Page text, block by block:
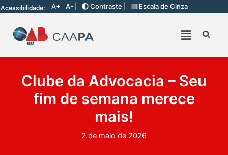
Acessibilidade: A+ A- | Contraste | Escala de Cinza
Clube da Advocacia – Seu
fim de semana merece
mais!
2 de maio de 2026